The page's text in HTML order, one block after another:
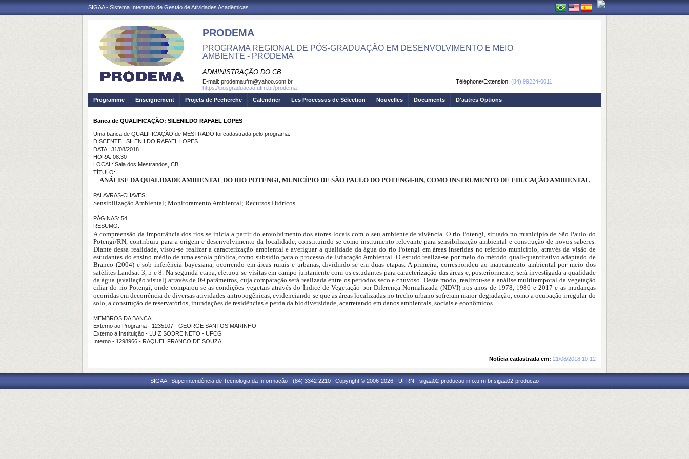
SIGAA - Sistema Integrado de Gestão de Atividades Acadêmicas
PRODEMA
PROGRAMA REGIONAL DE PÓS-GRADUAÇÃO EM DESENVOLVIMENTO E MEIO
AMBIENTE - PRODEMA
ADMINISTRAÇÃO DO CB
Téléphone/Extension: (84) 99224-0011
E-mail: prodemaufrn@yahoo.com.br
https://posgraduacao.ufrn.br/prodema
Programme
Enseignement Projets de Pecherche Calendrier Les Processus de Sélection Nouvelles Documents D'autres Options
Banca de QUALIFICAÇÃO: SILENILDO RAFAEL LOPES
Uma banca de QUALIFICAÇÃO de MESTRADO foi cadastrada pelo programa.
DISCENTE : SILENILDO RAFAEL LOPES
DATA : 31/08/2018
HORA: 08:30
LOCAL: Sala dos Mestrandos, CB
TÍTULO:
ANÁLISE DA QUALIDADE AMBIENTAL DO RIO POTENGI, MUNICÍPIO DE SÃO PAULO DO POTENGI-RN, COMO INSTRUMENTO DE EDUCAÇÃO AMBIENTAL
PALAVRAS-CHAVES:
Sensibilização Ambiental; Monitoramento Ambiental; Recursos Hídricos.
PÁGINAS: 54
RESUMO:
A compreensão da importância dos rios se inicia a partir do envolvimento dos atores locais com o seu ambiente de vivência. O rio Potengi, situado no município de São Paulo do
Potengi/RN, contribuiu para a origem e desenvolvimento da localidade, constituindo-se como instrumento relevante para sensibilização ambiental e construção de novos saberes.
Diante dessa realidade, visou-se realizar a caracterização ambiental e averiguar a qualidade da água do rio Potengi em áreas inseridas no referido município, através da visão de
estudantes do ensino médio de uma escola pública, como subsídio para o processo de Educação Ambiental. O estudo realiza-se por meio do método quali-quantitativo adaptado de
Branco (2004) e sob inferência bayesiana, ocorrendo em áreas rurais e urbanas, dividindo-se em duas etapas. A primeira, correspondeu ao mapeamento ambiental por meio dos
satélites Landsat 3, 5 e 8. Na segunda etapa, efetuou-se visitas em campo juntamente com os estudantes para caracterização das áreas e, posteriormente, será investigada a qualidade
da água (avaliação visual) através de 09 parâmetros, cuja comparação será realizada entre os períodos seco e chuvoso. Deste modo, realizou-se a análise multitemporal da vegetação
ciliar do rio Potengi, onde comparou-se as condições vegetais através do Índice de Vegetação por Diferença Normalizada (NDVI) nos anos de 1978, 1986 e 2017 e as mudanças
ocorridas em decorrência de diversas atividades antropogênicas, evidenciando-se que as áreas localizadas no trecho urbano sofreram maior degradação, como a ocupação irregular do
solo, a construção de reservatórios, inundações de residências e perda da biodiversidade, acarretando em danos ambientais, sociais e econômicos.
MEMBROS DA BANCA:
Externo ao Programa - 1235107 - GEORGE SANTOS MARINHO
Externo à Instituição - LUIZ SODRE NETO - UFCG
Interno - 1298966 - RAQUEL FRANCO DE SOUZA
Notícia cadastrada em: 21/08/2018 10:12
SIGAA | Superintendência de Tecnologia da Informação - (84) 3342 2210 | Copyright © 2006-2026 - UFRN - sigaa02-producao.info.ufrn.br.sigaa02-producao